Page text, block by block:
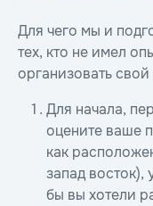
Для чего мы и
тех, кто не имел
организовать
Для начала,
оцените ваше
как
запад восток),
бы вы хотели